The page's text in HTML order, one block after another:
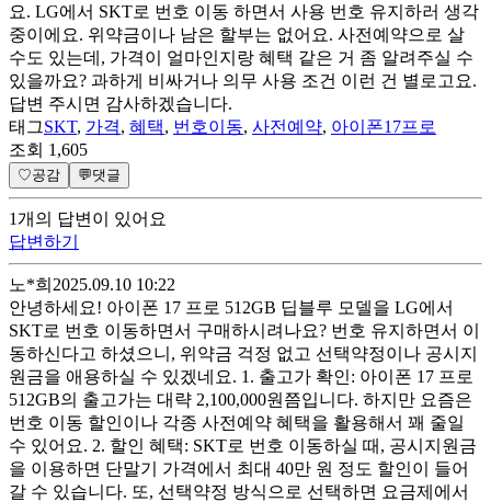
요. LG에서 SKT로 번호 이동 하면서 사용 번호 유지하러 생각
중이에요. 위약금이나 남은 할부는 없어요. 사전예약으로 살
수도 있는데, 가격이 얼마인지랑 혜택 같은 거 좀 알려주실 수
있을까요? 과하게 비싸거나 의무 사용 조건 이런 건 별로고요.
답변 주시면 감사하겠습니다.
태그SKT, 가격, 혜택, 번호이동, 사전예약, 아이폰17프로
조회 1,605
♡공감 💬댓글
1개 의 답변이 있어요
답변하기
노*희 2025.09.10 10:22
안녕하세요! 아이폰 17 프로 512GB 딥블루 모델을 LG에서
SKT로 번호 이동하면서 구매하시려나요? 번호 유지하면서 이
동하신다고 하셨으니, 위약금 걱정 없고 선택약정이나 공시지
원금을 애용하실 수 있겠네요. 1. 출고가 확인: 아이폰 17 프로
512GB의 출고가는 대략 2,100,000원쯤입니다. 하지만 요즘은
번호 이동 할인이나 각종 사전예약 혜택을 활용해서 꽤 줄일
수 있어요. 2. 할인 혜택: SKT로 번호 이동하실 때, 공시지원금
을 이용하면 단말기 가격에서 최대 40만 원 정도 할인이 들어
갈 수 있습니다. 또, 선택약정 방식으로 선택하면 요금제에서